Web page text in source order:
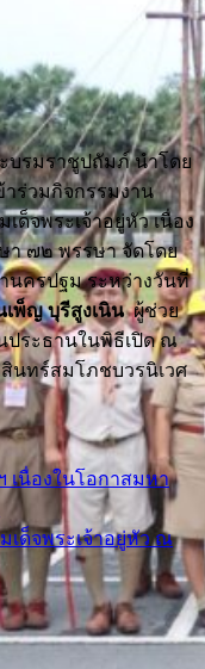
รมราชูปถัมภ์ นำโดย
าร่วมกิจกรรมงาน
ด็จพระเจ้าอยู่หัว เนื่อง
า ๗๒ พรรษา จัดโดย
นครปฐม ระหว่างวันที่
เพ็ญ บุรีสูงเนินผู้ช่วย
ประธานในพิธีเปิด ณ
สินทร์สมโภชบวรนิเวศ
เนื่องในโอกาสมหา
ด็จพระเจ้าอยู่หัว ณ